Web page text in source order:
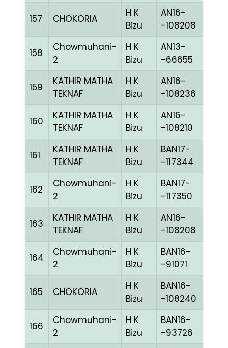
157 CHOKORIA
H K
Bizu
AN16-
-108208
158
Chowmuhani-
2
H K
Bizu
AN13-
-66655
159
KATHIR MATHA
TEKNAF
H K
Bizu
AN16-
-108236
160
KATHIR MATHA
TEKNAF
H K
Bizu
AN16-
-108210
161
KATHIR MATHA
TEKNAF
H K
Bizu
BAN17-
-117344
162
Chowmuhani-
2
H K
Bizu
BAN17-
-117350
163
KATHIR MATHA
TEKNAF
H K
Bizu
AN16-
-108208
164
Chowmuhani-
2
H K
Bizu
BAN16-
-91071
165 CHOKORIA
H K
Bizu
BAN16-
-108240
166
Chowmuhani-
2
H K
Bizu
BAN16-
-93726